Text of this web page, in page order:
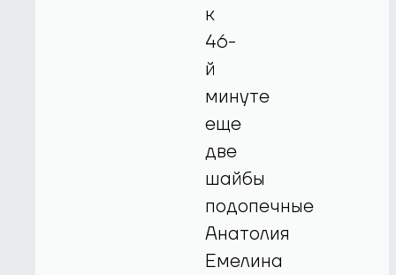
к
46-
й
минуте
еще
две
шайбы
подопечные
Анатолия
Емелина